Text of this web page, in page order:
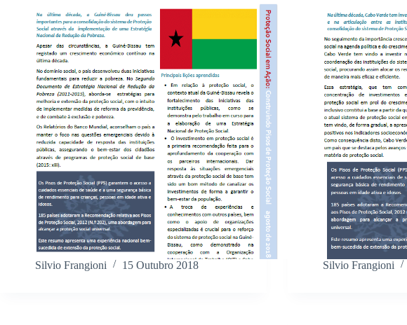
Silvio Frangioni 15 Outubro 2018 Silvio Frangioni